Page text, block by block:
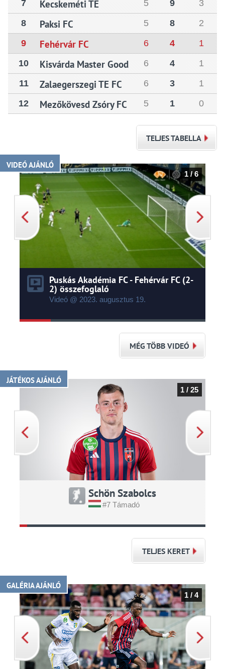
7 Kecskeméti TE 5 9
3
8
Paksi FC 5 8
2
9
Fehérvár FC 6 4
1
10
Kisvárda Master Good 6 4
1
11
Zalaegerszegi TE FC 6 3
1
12
Mezőkövesd Zsóry FC 5 1 0
TELJES TABELLA
VIDEÓ AJÁNLÓ
Puskás Akadémia FC - Fehérvár FC (2-
2) összefoglaló
Videó @ 2023. augusztus 19.
1 / 6
MÉG TÖBB VIDEÓ
JÁTÉKOS AJÁNLÓ
Schön Szabolcs
#7 Támadó
1 / 25
TELJES KERET
GALÉRIA AJÁNLÓ
1 / 4